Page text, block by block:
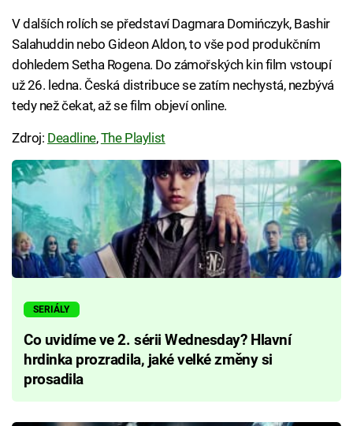
V dalších rolích se představí Dagmara Domińczyk, Bashir
Salahuddin nebo Gideon Aldon, to vše pod produkčním
dohledem Setha Rogena. Do zámořských kin film vstoupí
už 26. ledna. Česká distribuce se zatím nechystá, nezbývá
tedy než čekat, až se film objeví online.
Zdroj: Deadline,The Playlist
SERIÁLY
Co uvidíme ve 2. sérii Wednesday? Hlavní
hrdinka prozradila, jaké velké změny si
prosadila